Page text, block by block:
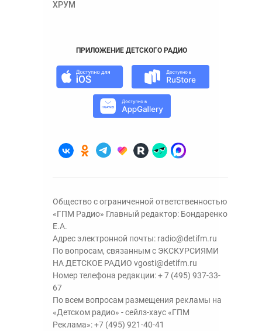
ХРУМ
ПРИЛОЖЕНИЕ ДЕТСКОГО РАДИО
Общество с ограниченной ответственностью
«ГПМ Радио» Главный редактор: Бондаренко
Е.А.
Адрес электронной почты: radio@detifm.ru
По вопросам, связанным с ЭКСКУРСИЯМИ
НА ДЕТСКОЕ РАДИО vgosti@detifm.ru
Номер телефона редакции:+ 7 (495) 937-33-
67
По всем вопросам размещения рекламы на
«Детском радио» - сейлз-хаус «ГПМ
Реклама»:+7 (495) 921-40-41